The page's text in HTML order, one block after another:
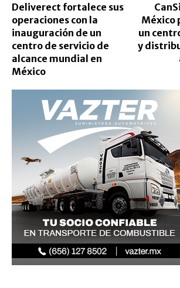
Deliverect fortalece sus
operaciones con la
inauguración de un
centro de servicio de
alcance mundial en
México
México
un
y